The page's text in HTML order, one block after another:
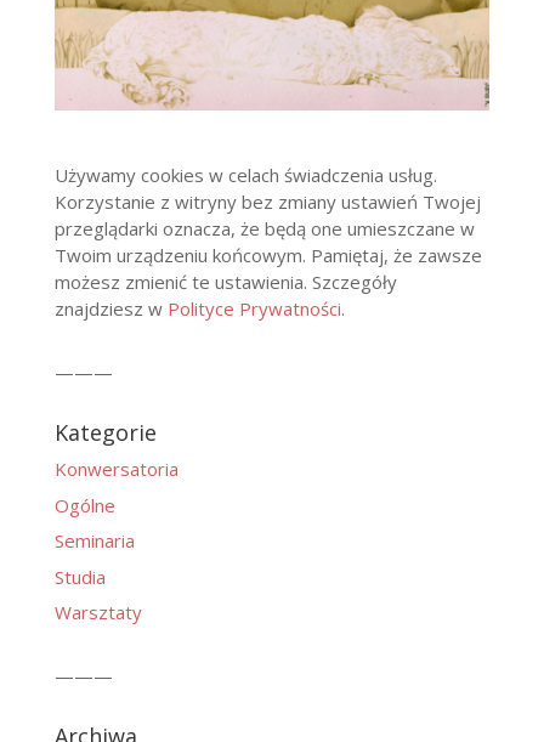
Używamy cookies w celach świadczenia usług.
Korzystanie z witryny bez zmiany ustawień Twojej
przeglądarki oznacza, że będą one umieszczane w
Twoim urządzeniu końcowym. Pamiętaj, że zawsze
możesz zmienić te ustawienia. Szczegóły
znajdziesz w Polityce Prywatności.
———
Kategorie
Konwersatoria
Ogólne
Seminaria
Studia
Warsztaty
———